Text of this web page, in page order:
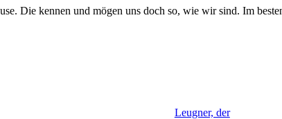
Die kennen und mögen uns doch so, wie wir sind. Im
Leugner, der